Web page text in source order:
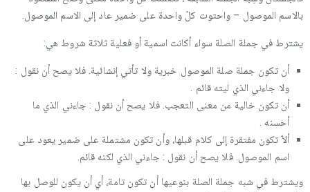
بالاسم الموصول – واحتوت كلّ واحدة على ضمير عاد إلى الاسم الموصول.
يشترط في جملة الصلة سواء أكانت اسمية أو فعلية ثلاثة شروط هي:
أن تكون جملة صلة الموصول خبرية ولا تأتي إنشائية. فلا يصح أن نقول :
ولا جاءني الذي ليته قائم .
أن تكون خالية من معنى التعجب. فلا يصح أن نقول : جاءني الذي ما
أحسنه .
ألاّ تكون مفتقرة إلى كلام قبلها، وأن تكون مشتملة على ضمير يعود على
اسم الموصول. فلا يصح أن نقول : جاءني الذي لكنه قائم.
ويشترط في شبه جملة الصلة بنوعيها أن تكون تامة، أي أن يكون للوصل بها